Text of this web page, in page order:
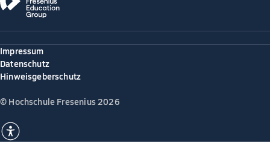
Impressum
Datenschutz
Hinweisgeberschutz
© Hochschule Fresenius 2026